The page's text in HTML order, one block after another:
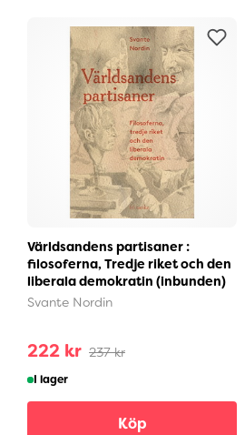
Världsandens partisaner :
filosoferna, Tredje riket och den
liberala demokratin (inbunden)
Svante Nordin
222 kr 237 kr
I lager
Köp